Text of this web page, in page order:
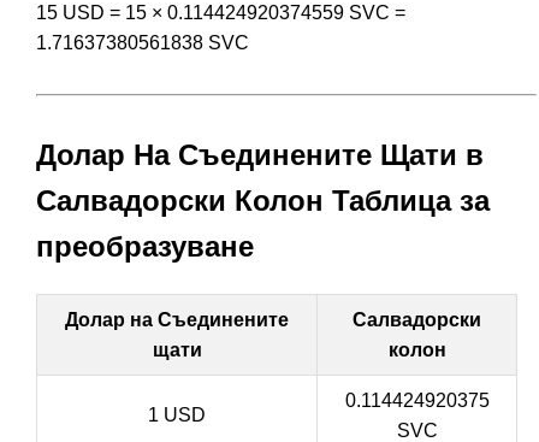
15 USD = 15 × 0.114424920374559 SVC =
1.71637380561838 SVC
Долар На Съединените Щати в
Салвадорски Колон Таблица за
преобразуване
Долар на Съединените
щати
Салвадорски
колон
1 USD
0.114424920375
SVC